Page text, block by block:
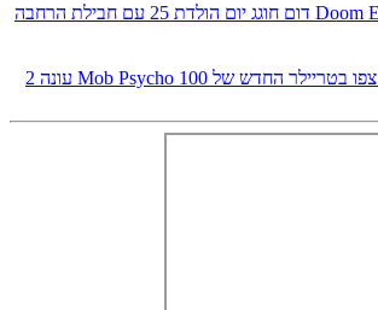
דום חוגג יום הולדת 25 עם חבילת הרחבה
צפו בטריילר החדש של Mob Psycho 100 עונה 2